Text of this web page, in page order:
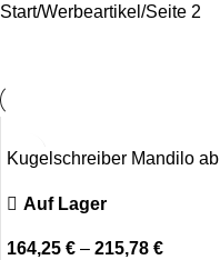
Start Werbeartikel Seite 2
Kugelschreiber Mandilo ab
Auf Lager
164,25 € – 215,78 €